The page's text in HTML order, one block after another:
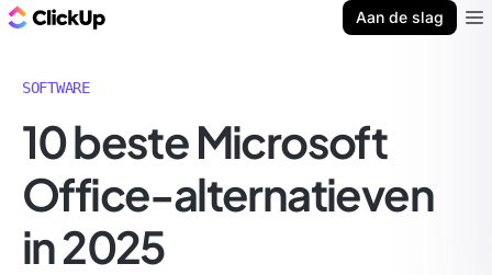
Aan de slag
SOFTWARE
10 beste Microsoft
Office-alternatieven
in 2025